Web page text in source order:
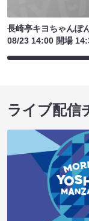
長崎亭キヨちゃんぽ
08/23 14:00 開場
ライブ配信